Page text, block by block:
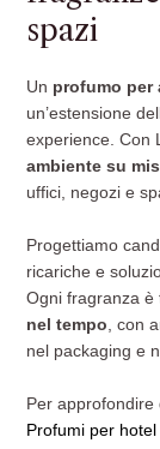
spazi
Un profumo per
un’estensione
experience. Con
ambiente su
uffici, negozi e
Progettiamo
ricariche e
Ogni fragranza è
nel tempo , con
nel packaging e
Per approfondire
Profumi per hotel